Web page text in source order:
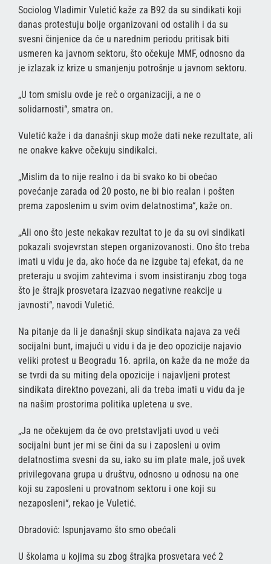
Sociolog Vladimir Vuletić kaže za B92 da su sindikati koji
danas protestuju bolje organizovani od ostalih i da su
svesni činjenice da će u narednim periodu pritisak biti
usmeren ka javnom sektoru, što očekuje MMF, odnosno da
je izlazak iz krize u smanjenju potrošnje u javnom sektoru.
„U tom smislu ovde je reč o organizaciji, a ne o
solidarnosti“, smatra on.
Vuletić kaže i da današnji skup može dati neke rezultate, ali
ne onakve kakve očekuju sindikalci.
„Mislim da to nije realno i da bi svako ko bi obećao
povećanje zarada od 20 posto, ne bi bio realan i pošten
prema zaposlenim u svim ovim delatnostima“, kaže on.
„Ali ono što jeste nekakav rezultat to je da su ovi sindikati
pokazali svojevrstan stepen organizovanosti. Ono što treba
imati u vidu je da, ako hoće da ne izgube taj efekat, da ne
preteraju u svojim zahtevima i svom insistiranju zbog toga
što je štrajk prosvetara izazvao negativne reakcije u
javnosti“, navodi Vuletić.
Na pitanje da li je današnji skup sindikata najava za veći
socijalni bunt, imajući u vidu i da je deo opozicije najavio
veliki protest u Beogradu 16. aprila, on kaže da ne može da
se tvrdi da su miting dela opozicije i najavljeni protest
sindikata direktno povezani, ali da treba imati u vidu da je
na našim prostorima politika upletena u sve.
„Ja ne očekujem da će ovo pretstavljati uvod u veći
socijalni bunt jer mi se čini da su i zaposleni u ovim
delatnostima svesni da su, iako su im plate male, još uvek
privilegovana grupa u društvu, odnosno u odnosu na one
koji su zaposleni u provatnom sektoru i one koji su
nezaposleni“, rekao je Vuletić.
Obradović: Ispunjavamo što smo obećali
U školama u kojima su zbog štrajka prosvetara već 2